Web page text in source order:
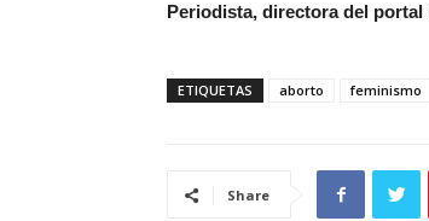
Periodista, directora del
ETIQUETAS aborto feminismo
Share